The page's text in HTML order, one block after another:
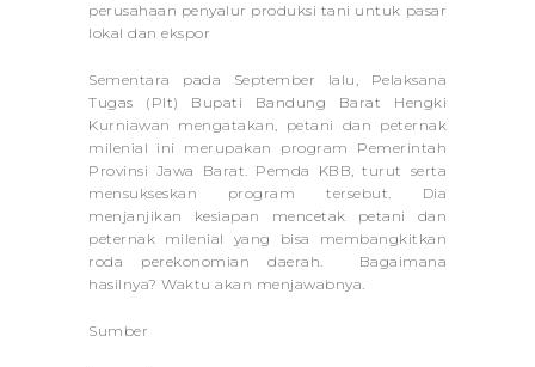
perusahaan penyalur produksi tani untuk pasar
lokal dan ekspor
Sementara pada September lalu, Pelaksana
Tugas (Plt) Bupati Bandung Barat Hengki
Kurniawan mengatakan, petani dan peternak
milenial ini merupakan program Pemerintah
Provinsi Jawa Barat. Pemda KBB, turut serta
mensukseskan program tersebut. Dia
menjanjikan kesiapan mencetak petani dan
peternak milenial yang bisa membangkitkan
roda perekonomian daerah. Bagaimana
hasilnya? Waktu akan menjawabnya.
Sumber